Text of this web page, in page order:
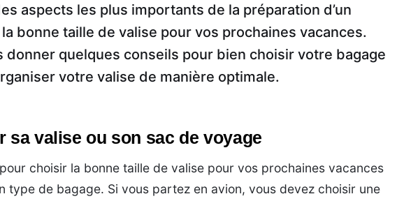
aspects les plus importants de la préparation d’un
bonne taille de valise pour vos prochaines vacances.
donner quelques conseils pour bien choisir votre bagage
votre valise de manière optimale.
sa valise ou son sac de voyage
choisir la bonne taille de valise pour vos prochaines vacances
type de bagage. Si vous partez en avion, vous devez choisir une